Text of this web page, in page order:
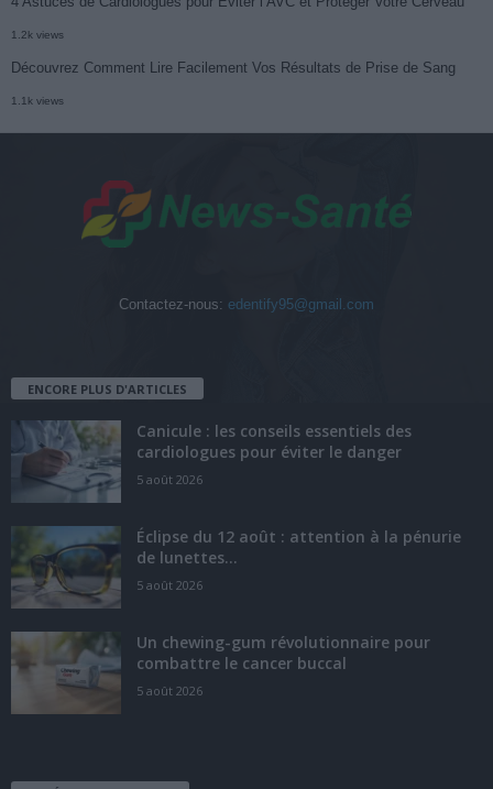
1.2k views
Découvrez Comment Lire Facilement Vos Résultats de Prise de Sang
1.1k views
Contactez-nous: edentify95@gmail.com
ENCORE PLUS D'ARTICLES
Canicule : les conseils essentiels des
cardiologues pour éviter le danger
5 août 2026
Éclipse du 12 août : attention à la pénurie
de lunettes...
5 août 2026
Un chewing-gum révolutionnaire pour
combattre le cancer buccal
5 août 2026